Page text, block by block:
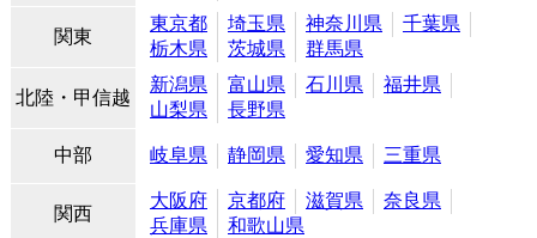
関東
東京都 埼玉県 神奈川県
千葉県
栃木県
茨城県 群馬県
北陸・甲信越
新潟県 富山県 石川県
福井県
山梨県
長野県
中部 岐阜県 静岡県 愛知県 三重県
関西
大阪府 京都府 滋賀県
奈良県
兵庫県
和歌山県